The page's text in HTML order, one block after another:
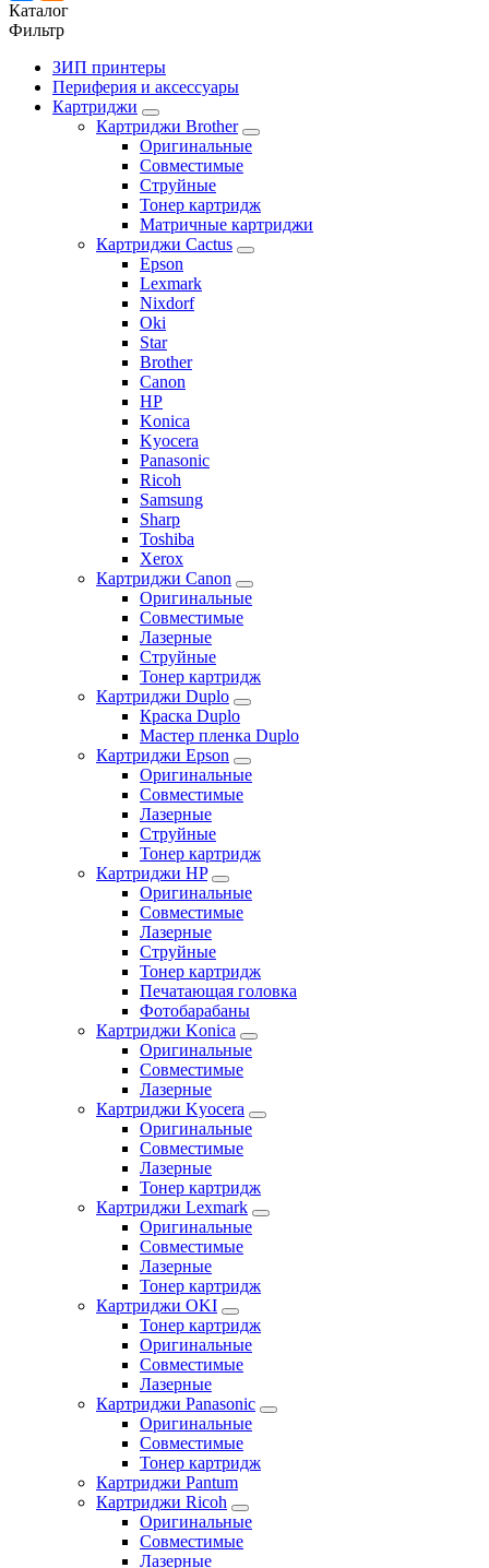
Каталог
Фильтр
ЗИП принтеры
Периферия и аксессуары
Картриджи
Картриджи Brother
Оригинальные
Совместимые
Струйные
Тонер картридж
Матричные картриджи
Картриджи Cactus
Epson
Lexmark
Nixdorf
Oki
Star
Brother
Canon
HP
Konica
Kyocera
Panasonic
Ricoh
Samsung
Sharp
Toshiba
Xerox
Картриджи Canon
Оригинальные
Совместимые
Лазерные
Струйные
Тонер картридж
Картриджи Duplo
Краска Duplo
Мастер пленка Duplo
Картриджи Epson
Оригинальные
Совместимые
Лазерные
Струйные
Тонер картридж
Картриджи HP
Оригинальные
Совместимые
Лазерные
Струйные
Тонер картридж
Печатающая головка
Фотобарабаны
Картриджи Konica
Оригинальные
Совместимые
Лазерные
Картриджи Kyocera
Оригинальные
Совместимые
Лазерные
Тонер картридж
Картриджи Lexmark
Оригинальные
Совместимые
Лазерные
Тонер картридж
Картриджи OKI
Тонер картридж
Оригинальные
Совместимые
Лазерные
Картриджи Panasonic
Оригинальные
Совместимые
Тонер картридж
Картриджи Pantum
Картриджи Ricoh
Оригинальные
Совместимые
Лазерные